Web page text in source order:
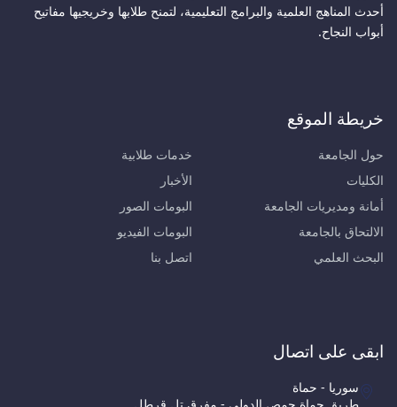
أحدث المناهج العلمية والبرامج التعليمية، لتمنح طلابها وخريجيها مفاتيح
أبواب النجاح.
خريطة الموقع
حول الجامعة
الكليات
أمانة ومديريات الجامعة
الالتحاق بالجامعة
البحث العلمي
خدمات طلابية
الأخبار
البومات الصور
البومات الفيديو
اتصل بنا
ابقى على اتصال
سوريا - حماة